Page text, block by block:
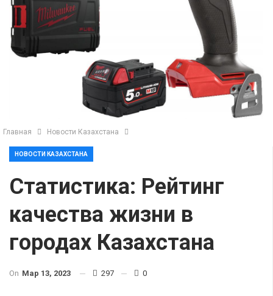
Главная Новости Казахстана
НОВОСТИ КАЗАХСТАНА
Статистика: Рейтинг
качества жизни в
городах Казахстана
On Мар 13, 2023 297 0